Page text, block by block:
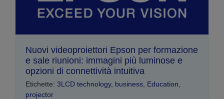
Nuovi videoproiettori Epson per formazione
e sale riunioni: immagini più luminose e
opzioni di connettività intuitiva
Etichette: 3LCD technology, business Education
projector